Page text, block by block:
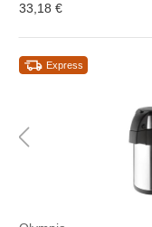
33,18 €
Express